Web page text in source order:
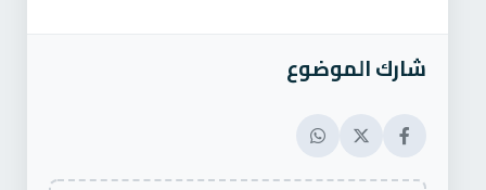
شارك الموضوع